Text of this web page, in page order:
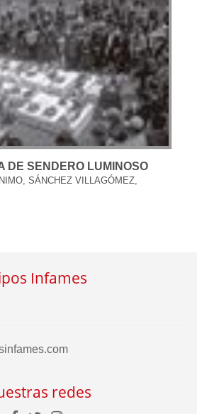
DE SENDERO LUMINOSO
SÁNCHEZ VILLAGÓMEZ,
Infames
redes